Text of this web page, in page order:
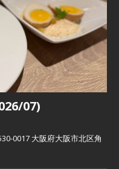
07)
0017 大阪府大阪市北区角